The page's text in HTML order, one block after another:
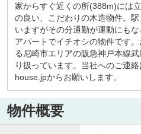
家からすぐ近くの所(388m)には
の良い、こだわりの木造物件。
いますがその分通勤が運動にも
アパートでイチオシの物件です
る尼崎市エリアの阪急神戸本線
り扱っています。当社へのご連
house.jpからお願いします。
物件概要